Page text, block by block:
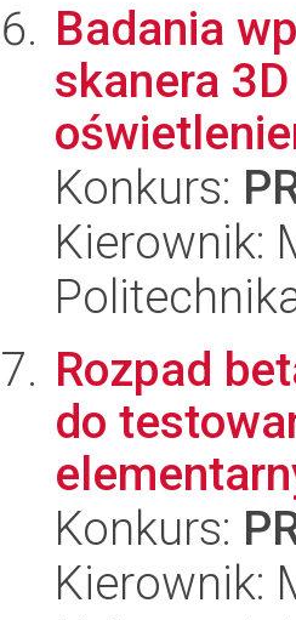
Badania
skanera
Konkurs:
Kierownik:
Rozpad
do
Konkurs:
Kierownik: